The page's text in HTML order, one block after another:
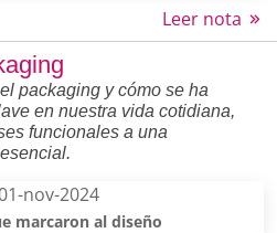
Leer nota
packaging y cómo se ha
en nuestra vida cotidiana,
funcionales a una
nov-2024
marcaron al diseño